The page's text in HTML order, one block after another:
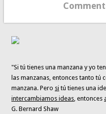
"Si tú tienes una manzana y yo
las manzanas, entonces tanto
manzana. Pero si tú tienes una
intercambiamos ideas, entonces
G. Bernard Shaw